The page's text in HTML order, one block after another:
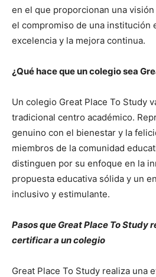
en el que proporcionan una
el compromiso de una institución
excelencia y la mejora continua.
¿Qué hace que un colegio sea
Un colegio Great Place To Study
tradicional centro académico.
genuino con el bienestar y la
miembros de la comunidad
distinguen por su enfoque en la
propuesta educativa sólida y un
inclusivo y estimulante.
Pasos que Great Place To Study
certificar a un colegio
Great Place To Study realiza una